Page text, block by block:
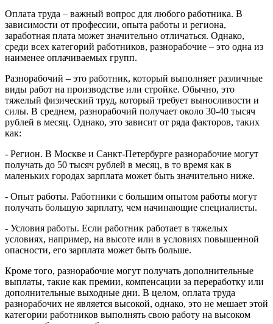
Оплата труда – важный вопрос для любого работника. В
зависимости от профессии, опыта работы и региона,
заработная плата может значительно отличаться. Однако,
среди всех категорий работников, разнорабочие – это одна из
наименее оплачиваемых групп.
Разнорабочий – это работник, который выполняет различные
виды работ на производстве или стройке. Обычно, это
тяжелый физический труд, который требует выносливости и
силы. В среднем, разнорабочий получает около 30-40 тысяч
рублей в месяц. Однако, это зависит от ряда факторов, таких
как:
- Регион. В Москве и Санкт-Петербурге разнорабочие могут
получать до 50 тысяч рублей в месяц, в то время как в
маленьких городах зарплата может быть значительно ниже.
- Опыт работы. Работники с большим опытом работы могут
получать большую зарплату, чем начинающие специалисты.
- Условия работы. Если работник работает в тяжелых
условиях, например, на высоте или в условиях повышенной
опасности, его зарплата может быть больше.
Кроме того, разнорабочие могут получать дополнительные
выплаты, такие как премии, компенсации за переработку или
дополнительные выходные дни. В целом, оплата труда
разнорабочих не является высокой, однако, это не мешает этой
категории работников выполнять свою работу на высоком